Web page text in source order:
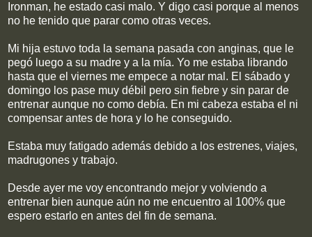
Ironman, he estado casi malo. Y digo casi porque al menos
no he tenido que parar como otras veces.
Mi hija estuvo toda la semana pasada con anginas, que le
pegó luego a su madre y a la mía. Yo me estaba librando
hasta que el viernes me empece a notar mal. El sábado y
domingo los pase muy débil pero sin fiebre y sin parar de
entrenar aunque no como debía. En mi cabeza estaba el ni
compensar antes de hora y lo he conseguido.
Estaba muy fatigado además debido a los estrenes, viajes,
madrugones y trabajo.
Desde ayer me voy encontrando mejor y volviendo a
entrenar bien aunque aún no me encuentro al 100% que
espero estarlo en antes del fin de semana.